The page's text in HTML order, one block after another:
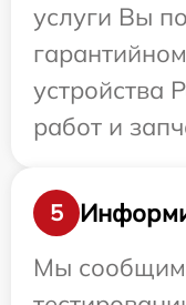
услуги Вы
устройства
работ и
5
Мы